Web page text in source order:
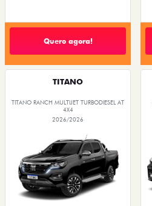
Quero agora!
TITANO
TITANO RANCH MULTIJET TURBODIESEL AT
4X4
2026/2026